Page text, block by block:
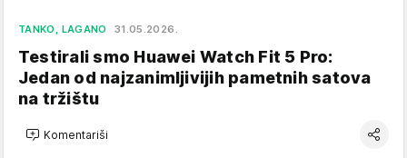
TANKO, LAGANO 31.05.2026.
Testirali smo Huawei Watch Fit 5 Pro:
Jedan od najzanimljivijih pametnih satova
na tržištu
Komentariši